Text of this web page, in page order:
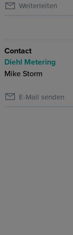
Weiterleiten
Contact
Diehl Metering
Mike Storm
E-Mail senden